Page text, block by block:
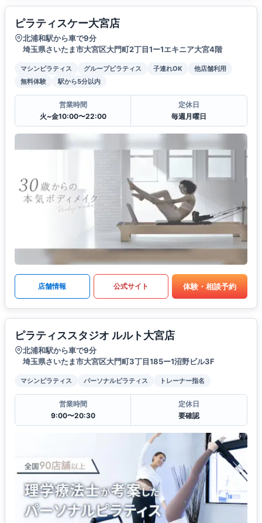
ピラティスケー大宮店
北浦和駅から車で9分
埼玉県さいたま市大宮区大門町2丁目1ー1エキニア大宮4階
マシンピラティス グループピラティス 子連れOK
他店舗利用
無料体験
駅から5分以内
営業時間
火~金10:00〜22:00
定休日
毎週月曜日
店舗情報 公式サイト 体験・相談予約
ピラティススタジオ ルルト大宮店
北浦和駅から車で9分
埼玉県さいたま市大宮区大門町3丁目185ー1沼野ビル3F
マシンピラティス パーソナルピラティス トレーナー指名
営業時間
9:00〜20:30
定休日
要確認